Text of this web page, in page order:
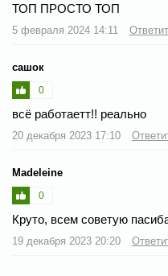
ТОП ПРОСТО ТОП
5 февраля 2024 14:11
сашок
0
всё работаетт!! реально
20 декабря 2023 17:10
Madeleine
0
Круто, всем советую
19 декабря 2023 20:20